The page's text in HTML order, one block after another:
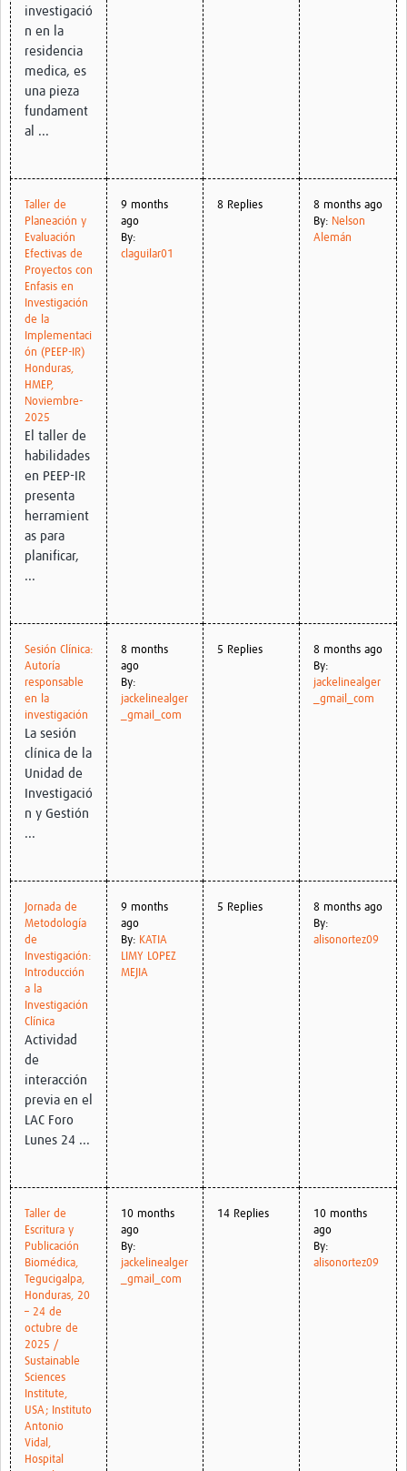
Crear Data Clinic
Búsqueda de información en bases … alertas PubMed
eLearning
Desarrollo profesional
Proyectos Pathfinder
Pathfinder Argentina
Pathfinders Brasil
Pathfinder Colombia
Pathfinder Honduras
Pathfinder Perú
Pathfinder Republica Dominicana
Mapa Interactivo
LAC Foro
Impacto
investigació
n en la
residencia
medica, es
una pieza
fundament
al ...
Taller de
Planeación y
Evaluación
Efectivas de
Proyectos con
Enfasis en
Investigación
de la
Implementaci
ón (PEEP-IR)
Honduras,
HMEP,
Noviembre-
2025
El taller de
habilidades
en PEEP-IR
presenta
herramient
as para
planificar,
...
9 months
ago
By:
claguilar01
8 Replies
8 months ago
By: Nelson
Alemán
Sesión Clínica:
Autoría
responsable
en la
investigación
La sesión
clínica de la
Unidad de
Investigació
n y Gestión
...
8 months
ago
By:
jackelinealger
_gmail_com
5 Replies
8 months ago
By:
jackelinealger
_gmail_com
Jornada de
Metodología
de
Investigación:
Introducción
a la
Investigación
Clínica
Actividad
de
interacción
previa en el
LAC Foro
Lunes 24 ...
9 months
ago
By: KATIA
LIMY LOPEZ
MEJIA
5 Replies
8 months ago
By:
alisonortez09
Taller de
Escritura y
Publicación
Biomédica,
Tegucigalpa,
Honduras, 20
– 24 de
octubre de
2025 /
Sustainable
Sciences
Institute,
USA; Instituto
Antonio
Vidal,
Hospital
10 months
ago
By:
jackelinealger
_gmail_com
14 Replies
10 months
ago
By:
alisonortez09